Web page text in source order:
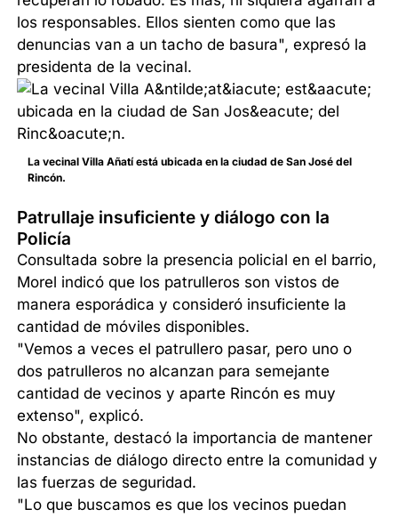
los responsables. Ellos sienten como que las
denuncias van a un tacho de basura", expresó la
presidenta de la vecinal.
La vecinal Villa Añatí está ubicada en la ciudad de San José del
Rincón.
Patrullaje insuficiente y diálogo con la
Policía
Consultada sobre la presencia policial en el barrio,
Morel indicó que los patrulleros son vistos de
manera esporádica y consideró insuficiente la
cantidad de móviles disponibles.
"Vemos a veces el patrullero pasar, pero uno o
dos patrulleros no alcanzan para semejante
cantidad de vecinos y aparte Rincón es muy
extenso", explicó.
No obstante, destacó la importancia de mantener
instancias de diálogo directo entre la comunidad y
las fuerzas de seguridad.
"Lo que buscamos es que los vecinos puedan